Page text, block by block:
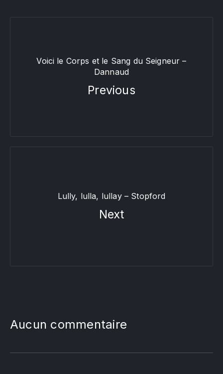
Voici le Corps et le Sang du Seigneur –
Dannaud
Previous
Lully, lulla, lullay – Stopford
Next
Aucun commentaire